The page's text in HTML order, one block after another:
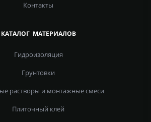
Контакты
КАТАЛОГ МАТЕРИАЛОВ
Гидроизоляция
Грунтовки
растворы и монтажные смеси
Плиточный клей